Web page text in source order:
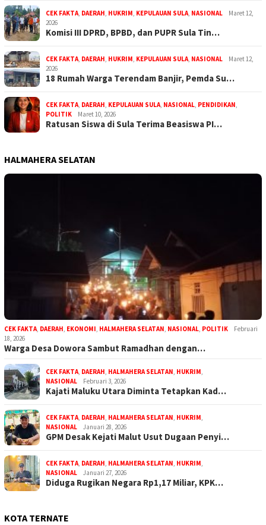
CEK FAKTA, DAERAH, HUKRIM, KEPULAUAN SULA, NASIONAL
Maret 12,
2026
Komisi III DPRD, BPBD, dan PUPR Sula Tin…
CEK FAKTA, DAERAH, HUKRIM, KEPULAUAN SULA, NASIONAL
Maret 12,
2026
18 Rumah Warga Terendam Banjir, Pemda Su…
CEK FAKTA, DAERAH, KEPULAUAN SULA, NASIONAL, PENDIDIKAN,
POLITIK
Maret 10, 2026
Ratusan Siswa di Sula Terima Beasiswa PI…
HALMAHERA SELATAN
CEK FAKTA, DAERAH, EKONOMI, HALMAHERA SELATAN, NASIONAL, POLITIK
Februari
18, 2026
Warga Desa Dowora Sambut Ramadhan dengan…
CEK FAKTA, DAERAH, HALMAHERA SELATAN, HUKRIM,
NASIONAL
Februari 3, 2026
Kajati Maluku Utara Diminta Tetapkan Kad…
CEK FAKTA, DAERAH, HALMAHERA SELATAN, HUKRIM,
NASIONAL
Januari 28, 2026
GPM Desak Kejati Malut Usut Dugaan Penyi…
CEK FAKTA, DAERAH, HALMAHERA SELATAN, HUKRIM,
NASIONAL
Januari 27, 2026
Diduga Rugikan Negara Rp1,17 Miliar, KPK…
KOTA TERNATE